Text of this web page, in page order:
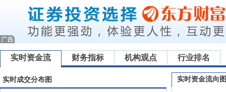
实时资金流 财务指标 机构观点 行业排名
实时成交分布图 实时资金流向图